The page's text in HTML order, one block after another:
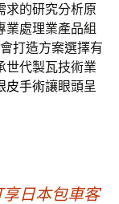
求的研究分析原
業處理業產品組
打造方案選擇有
世代製瓦技術業
皮手術讓眼頭呈
日本包車客